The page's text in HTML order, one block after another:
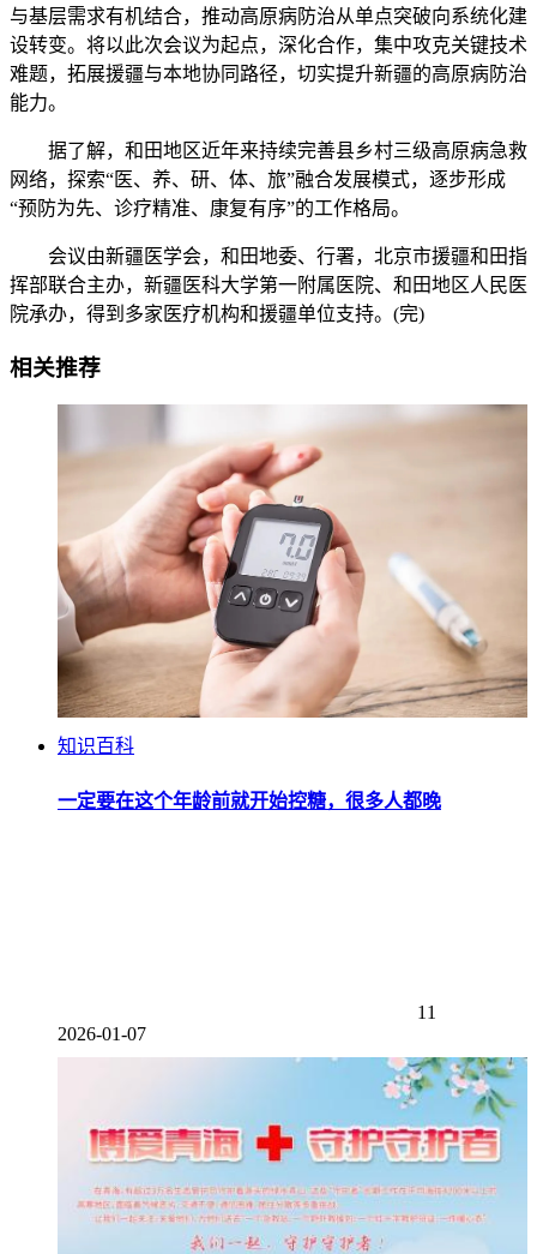
与基层需求有机结合，推动高原病防治从单点突破向系统化建
设转变。将以此次会议为起点，深化合作，集中攻克关键技术
难题，拓展援疆与本地协同路径，切实提升新疆的高原病防治
能力。
据了解，和田地区近年来持续完善县乡村三级高原病急救
网络，探索“医、养、研、体、旅”融合发展模式，逐步形成
“预防为先、诊疗精准、康复有序”的工作格局。
会议由新疆医学会，和田地委、行署，北京市援疆和田指
挥部联合主办，新疆医科大学第一附属医院、和田地区人民医
院承办，得到多家医疗机构和援疆单位支持。(完)
相关推荐
知识百科
一定要在这个年龄前就开始控糖，很多人都晚
11
2026-01-07